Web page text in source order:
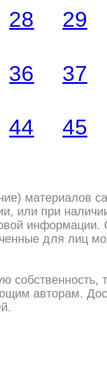
29
28
36 37
44 45
материалов
или при
информации.
для лиц
собственность,
авторам.